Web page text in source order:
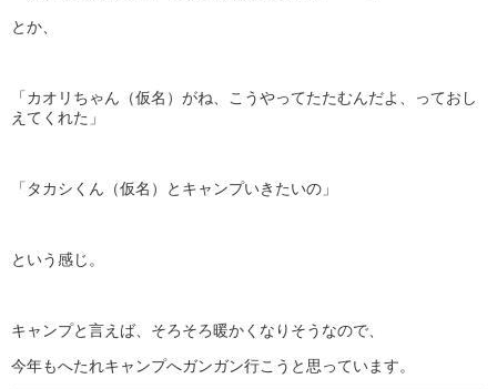
とか、
「カオリちゃん（仮名）がね、こうやってたたむんだよ、っておし
えてくれた」
「タカシくん（仮名）とキャンプいきたいの」
という感じ。
キャンプと言えば、そろそろ暖かくなりそうなので、
今年もへたれキャンプへガンガン行こうと思っています。